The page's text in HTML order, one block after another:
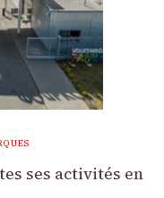
ses activités en